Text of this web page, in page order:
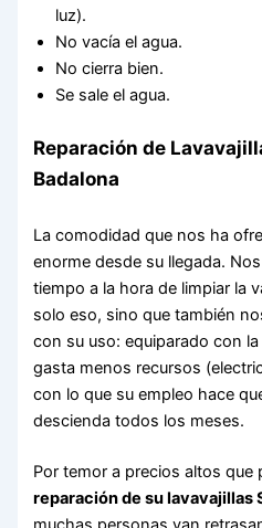
luz).
No vacía el agua.
No cierra bien.
Se sale el agua.
Reparación de
Badalona
La comodidad que nos ha
enorme desde su llegada.
tiempo a la hora de limpiar la
solo eso, sino que también
con su uso: equiparado con
gasta menos recursos
con lo que su empleo hace
descienda todos los meses.
Por temor a precios altos que
reparación de su lavavajillas